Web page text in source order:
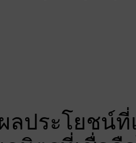
ลประโยชน์ที่